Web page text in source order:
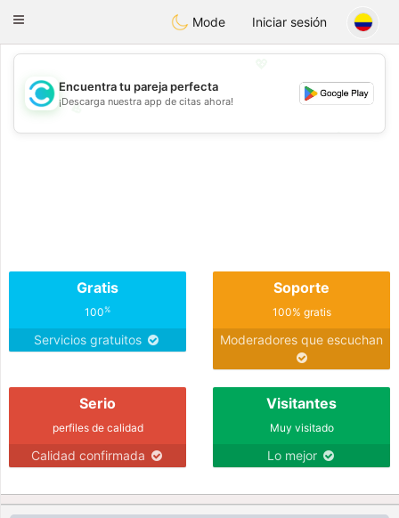
olombiaCitas
Toggle
Mode Iniciar sesión
💖
💕
Encuentra tu pareja perfecta
¡Descarga nuestra app de citas ahora!
Gratis
100%
Servicios gratuitos
Soporte
100% gratis
Moderadores que escuchan
Serio
perfiles de calidad
Calidad confirmada
Visitantes
Muy visitado
Lo mejor